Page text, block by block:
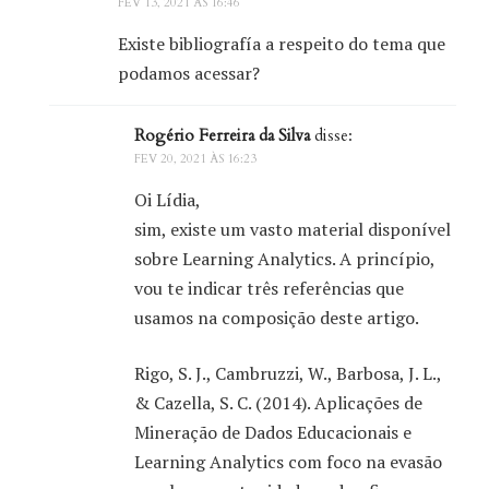
O volume e o fluxo de dados gerados pela
gestão das escolas, trabalho dos professores e
online é, hoje, uma das maiores fronteiras do
Atualmente os algoritmos estão em absolutamente
todo lugar, e eles assumem um papel cada vez mais
você resolveu ir a uma sorveteria, e decidiu pesquisar
no Google para encontrar algumas opções. Em
situações como essa, quantas vezes você chegou a
olhar a segunda ou a terceira página de resultados?
Existe bibliografía a respeito do tema que
podamos acessar?
Rogério Ferreira da Silva disse:
FEV 20, 2021 ÀS 16:23
Oi Lídia,
sim, existe um vasto material disponível
sobre Learning Analytics. A princípio,
vou te indicar três referências que
usamos na composição deste artigo.
Rigo, S. J., Cambruzzi, W., Barbosa, J. L.,
& Cazella, S. C. (2014). Aplicações de
Mineração de Dados Educacionais e
Learning Analytics com foco na evasão